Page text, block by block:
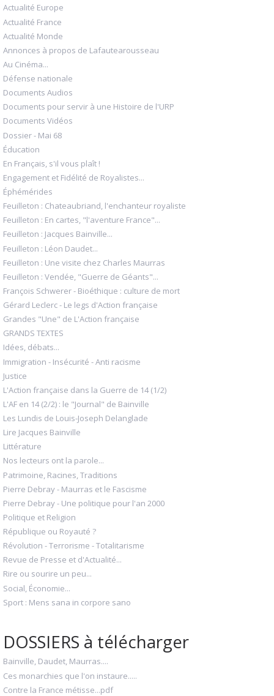
Actualité Europe
Actualité France
Actualité Monde
Annonces à propos de Lafautearousseau
Au Cinéma...
Défense nationale
Documents Audios
Documents pour servir à une Histoire de l'URP
Documents Vidéos
Dossier - Mai 68
Éducation
En Français, s'il vous plaît !
Engagement et Fidélité de Royalistes...
Éphémérides
Feuilleton : Chateaubriand, l'enchanteur royaliste
Feuilleton : En cartes, "l'aventure France"...
Feuilleton : Jacques Bainville...
Feuilleton : Léon Daudet...
Feuilleton : Une visite chez Charles Maurras
Feuilleton : Vendée, "Guerre de Géants"...
François Schwerer - Bioéthique : culture de mort
Gérard Leclerc - Le legs d'Action française
Grandes "Une" de L'Action française
GRANDS TEXTES
Idées, débats...
Immigration - Insécurité - Anti racisme
Justice
L'Action française dans la Guerre de 14 (1/2)
L'AF en 14 (2/2) : le "Journal" de Bainville
Les Lundis de Louis-Joseph Delanglade
Lire Jacques Bainville
Littérature
Nos lecteurs ont la parole...
Patrimoine, Racines, Traditions
Pierre Debray - Maurras et le Fascisme
Pierre Debray - Une politique pour l'an 2000
Politique et Religion
République ou Royauté ?
Révolution - Terrorisme - Totalitarisme
Revue de Presse et d'Actualité...
Rire ou sourire un peu...
Social, Économie...
Sport : Mens sana in corpore sano
DOSSIERS à télécharger
Bainville, Daudet, Maurras....
Ces monarchies que l'on instaure.....
Contre la France métisse...pdf